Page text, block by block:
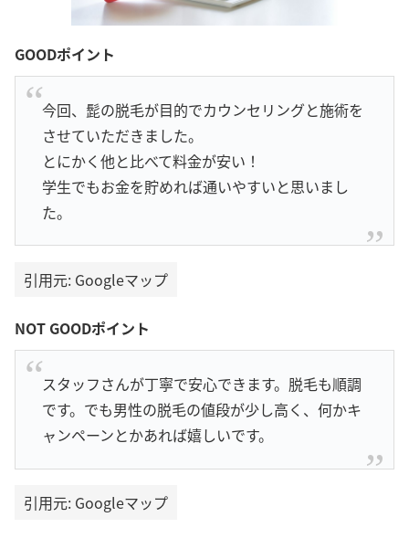
GOODポイント
今回、髭の脱毛が目的でカウンセリングと施術を
させていただきました。
とにかく他と比べて料金が安い！
学生でもお金を貯めれば通いやすいと思いまし
た。
引用元: Googleマップ
NOT GOODポイント
スタッフさんが丁寧で安心できます。脱毛も順調
です。でも男性の脱毛の値段が少し高く、何かキ
ャンペーンとかあれば嬉しいです。
引用元: Googleマップ